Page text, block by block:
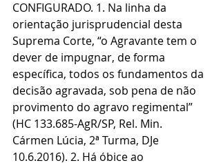
CONFIGURADO. 1. Na linha da
orientação jurisprudencial desta
Suprema Corte, “o Agravante tem o
dever de impugnar, de forma
específica, todos os fundamentos da
decisão agravada, sob pena de não
provimento do agravo regimental”
(HC 133.685-AgR/SP, Rel. Min.
Cármen Lúcia, 2ª Turma, DJe
10.6.2016). 2. Há óbice ao